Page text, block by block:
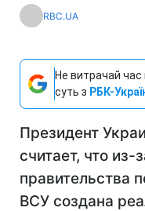
RBC.UA
Не витрачай час
суть з РБК-
Президент
считает, что из-
правительства
ВСУ создана